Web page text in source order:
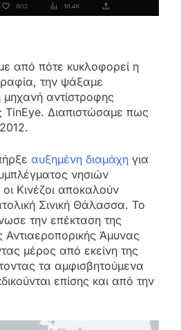
από πότε κυκλοφορεί η
την ψάξαμε
μηχανή αντίστροφης
TinEye. Διαπιστώσαμε πως
αυξημένη διαμάχη για
νησιών
Κινέζοι αποκαλούν
Σινική Θάλασσα. Το
την επέκταση της
Άμυνας
μέρος από εκείνη της
τα αμφισβητούμενα
επίσης και από την